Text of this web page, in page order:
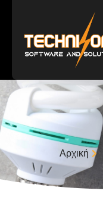
Αρχική